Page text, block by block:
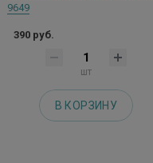
9649
390 руб.
шт
В КОРЗИНУ